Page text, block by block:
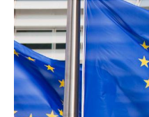
Noord-
Nederland